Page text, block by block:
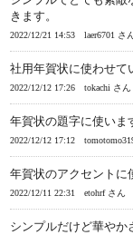
きます。
2022/12/21 14:53 laer6701 さ
社用年賀状に使わせて
2022/12/12 17:26 tokachi さん
年賀状の題字に使いま
2022/12/12 17:12
年賀状のアクセントに
2022/12/11 22:31 etohrf さん
シンプルだけど華やか